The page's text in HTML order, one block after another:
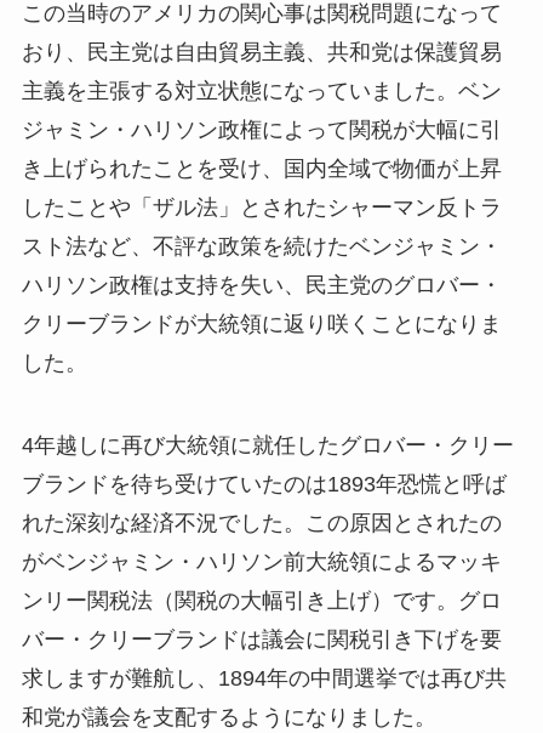
この当時のアメリカの関心事は関税問題になって
おり、民主党は自由貿易主義、共和党は保護貿易
主義を主張する対立状態になっていました。ベン
ジャミン・ハリソン政権によって関税が大幅に引
き上げられたことを受け、国内全域で物価が上昇
したことや「ザル法」とされたシャーマン反トラ
スト法など、不評な政策を続けたベンジャミン・
ハリソン政権は支持を失い、民主党のグロバー・
クリーブランドが大統領に返り咲くことになりま
した。
4年越しに再び大統領に就任したグロバー・クリー
ブランドを待ち受けていたのは1893年恐慌と呼ば
れた深刻な経済不況でした。この原因とされたの
がベンジャミン・ハリソン前大統領によるマッキ
ンリー関税法（関税の大幅引き上げ）です。グロ
バー・クリーブランドは議会に関税引き下げを要
求しますが難航し、1894年の中間選挙では再び共
和党が議会を支配するようになりました。